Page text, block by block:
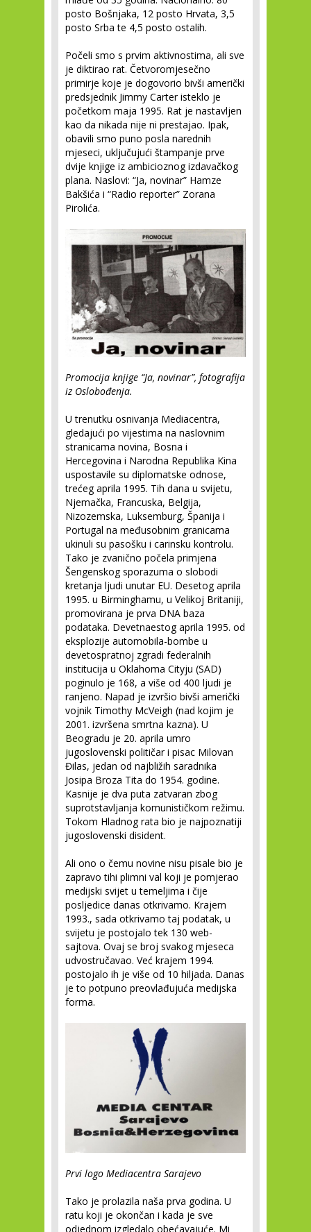
posto Bošnjaka, 12 posto Hrvata, 3,5
posto Srba te 4,5 posto ostalih.
Počeli smo s prvim aktivnostima, ali sve
je diktirao rat. Četvoromjesečno
primirje koje je dogovorio bivši američki
predsjednik Jimmy Carter isteklo je
početkom maja 1995. Rat je nastavljen
kao da nikada nije ni prestajao. Ipak,
obavili smo puno posla narednih
mjeseci, uključujući štampanje prve
dvije knjige iz ambicioznog izdavačkog
plana. Naslovi: “Ja, novinar” Hamze
Bakšića i “Radio reporter” Zorana
Pirolića.
Promocija knjige “Ja, novinar”, fotografija
iz Oslobođenja.
U trenutku osnivanja Mediacentra,
gledajući po vijestima na naslovnim
stranicama novina, Bosna i
Hercegovina i Narodna Republika Kina
uspostavile su diplomatske odnose,
trećeg aprila 1995. Tih dana u svijetu,
Njemačka, Francuska, Belgija,
Nizozemska, Luksemburg, Španija i
Portugal na međusobnim granicama
ukinuli su pasošku i carinsku kontrolu.
Tako je zvanično počela primjena
Šengenskog sporazuma o slobodi
kretanja ljudi unutar EU. Desetog aprila
1995. u Birminghamu, u Velikoj Britaniji,
promovirana je prva DNA baza
podataka. Devetnaestog aprila 1995. od
eksplozije automobila-bombe u
devetospratnoj zgradi federalnih
institucija u Oklahoma Cityju (SAD)
poginulo je 168, a više od 400 ljudi je
ranjeno. Napad je izvršio bivši američki
vojnik Timothy McVeigh (nad kojim je
2001. izvršena smrtna kazna). U
Beogradu je 20. aprila umro
jugoslovenski političar i pisac Milovan
Đilas, jedan od najbližih saradnika
Josipa Broza Tita do 1954. godine.
Kasnije je dva puta zatvaran zbog
suprotstavljanja komunističkom režimu.
Tokom Hladnog rata bio je najpoznatiji
jugoslovenski disident.
Ali ono o čemu novine nisu pisale bio je
zapravo tihi plimni val koji je pomjerao
medijski svijet u temelјima i čije
posljedice danas otkrivamo. Krajem
1993., sada otkrivamo taj podatak, u
svijetu je postojalo tek 130 web-
sajtova. Ovaj se broj svakog mjeseca
udvostručavao. Već krajem 1994.
postojalo ih je više od 10 hiljada. Danas
je to potpuno preovlađujuća medijska
forma.
Prvi logo Mediacentra Sarajevo
Tako je prolazila naša prva godina. U
ratu koji je okončan i kada je sve
odjednom izgledalo obećavajuće. Mi